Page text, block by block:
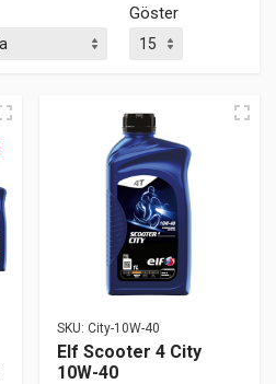
Göster
SKU: City-10W-40
Elf Scooter 4 City
10W-40